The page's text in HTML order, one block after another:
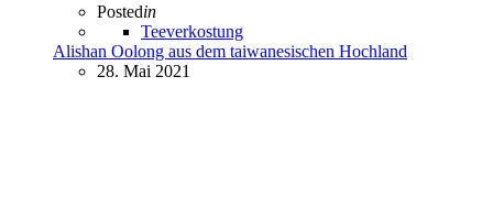
Postedin
Teeverkostung
Alishan Oolong aus dem taiwanesischen Hochland
28. Mai 2021